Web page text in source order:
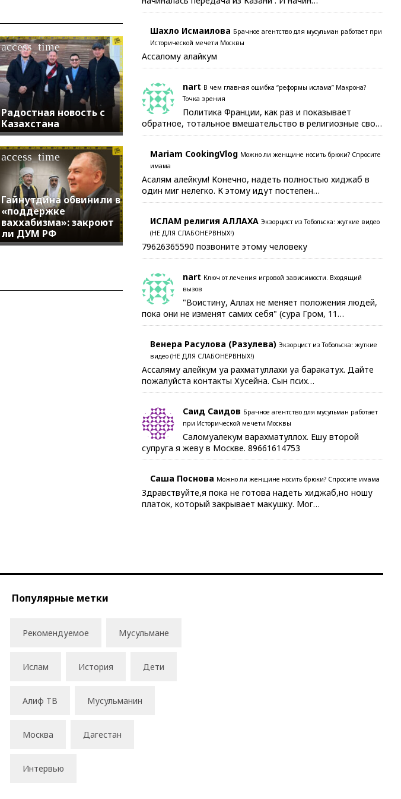
Радостная новость с
Казахстана
access_time
Гайнутдина обвинили в
«поддержке
ваххабизма»: закроют
ли ДУМ РФ
access_time
Шахло Исмаилова Брачное агентство для мусульман работает при
Исторической мечети Москвы
Ассалому алайкум
nart В чем главная ошибка “реформы ислама” Макрона?
Точка зрения
Политика Франции, как раз и показывает
обратное, тотальное вмешательство в религиозные сво…
Mariam CookingVlog Можно ли женщине носить брюки? Спросите
имама
Асалям алейкум! Конечно, надеть полностью хиджаб в
один миг нелегко. К этому идут постепен…
ИСЛАМ религия АЛЛАХА Экзорцист из Тобольска: жуткие видео
(НЕ ДЛЯ СЛАБОНЕРВНЫХ!)
79626365590 позвоните этому человеку
nart Ключ от лечения игровой зависимости. Входящий
вызов
"Воистину, Аллах не меняет положения людей,
пока они не изменят самих себя" (сура Гром, 11…
Венера Расулова (Разулева) Экзорцист из Тобольска: жуткие
видео (НЕ ДЛЯ СЛАБОНЕРВНЫХ!)
Ассаляму алейкум уа рахматуллахи уа баракатух. Дайте
пожалуйста контакты Хусейна. Сын псих…
Саид Саидов Брачное агентство для мусульман работает
при Исторической мечети Москвы
Саломуалекум варахматуллох. Ешу второй
супруга я жеву в Москве. 89661614753
Саша Поснова Можно ли женщине носить брюки? Спросите имама
Здравствуйте,я пока не готова надеть хиджаб,но ношу
платок, который закрывает макушку. Мог…
Популярные метки
Рекомендуемое Мусульмане
Ислам История Дети
Алиф ТВ Мусульманин
Москва Дагестан
Интервью